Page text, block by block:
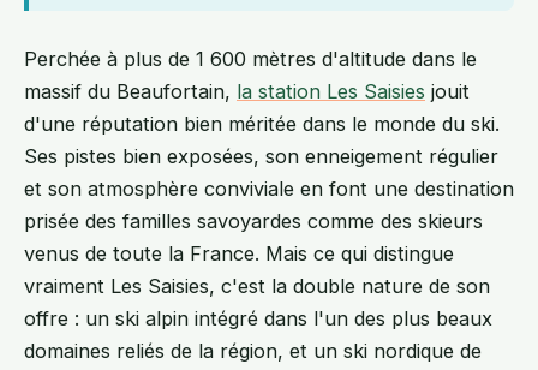
Perchée à plus de 1 600 mètres d'altitude dans le
massif du Beaufortain, la station Les Saisies jouit
d'une réputation bien méritée dans le monde du ski.
Ses pistes bien exposées, son enneigement régulier
et son atmosphère conviviale en font une destination
prisée des familles savoyardes comme des skieurs
venus de toute la France. Mais ce qui distingue
vraiment Les Saisies, c'est la double nature de son
offre : un ski alpin intégré dans l'un des plus beaux
domaines reliés de la région, et un ski nordique de